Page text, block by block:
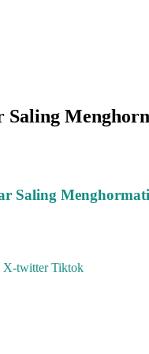
Saling
Saling Menghormati
X-twitter Tiktok